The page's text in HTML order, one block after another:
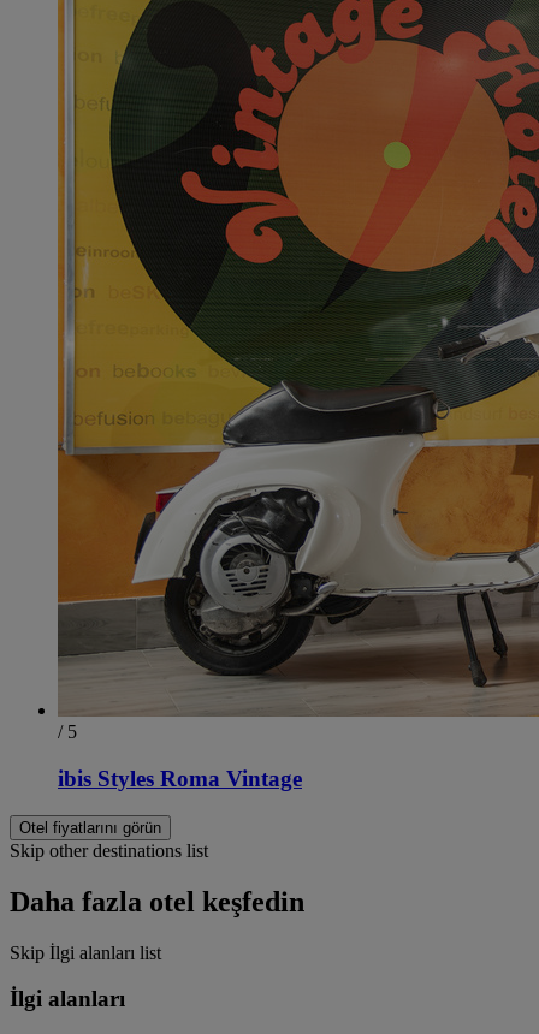
/ 5
ibis Styles Roma Vintage
Otel fiyatlarını görün
Skip other destinations list
Daha fazla otel keşfedin
Skip İlgi alanları list
İlgi alanları